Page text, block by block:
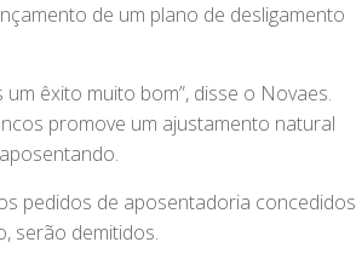
de um plano de desligamento
êxito muito bom”, disse o Novaes.
promove um ajustamento natural
pedidos de aposentadoria concedidos
serão demitidos.